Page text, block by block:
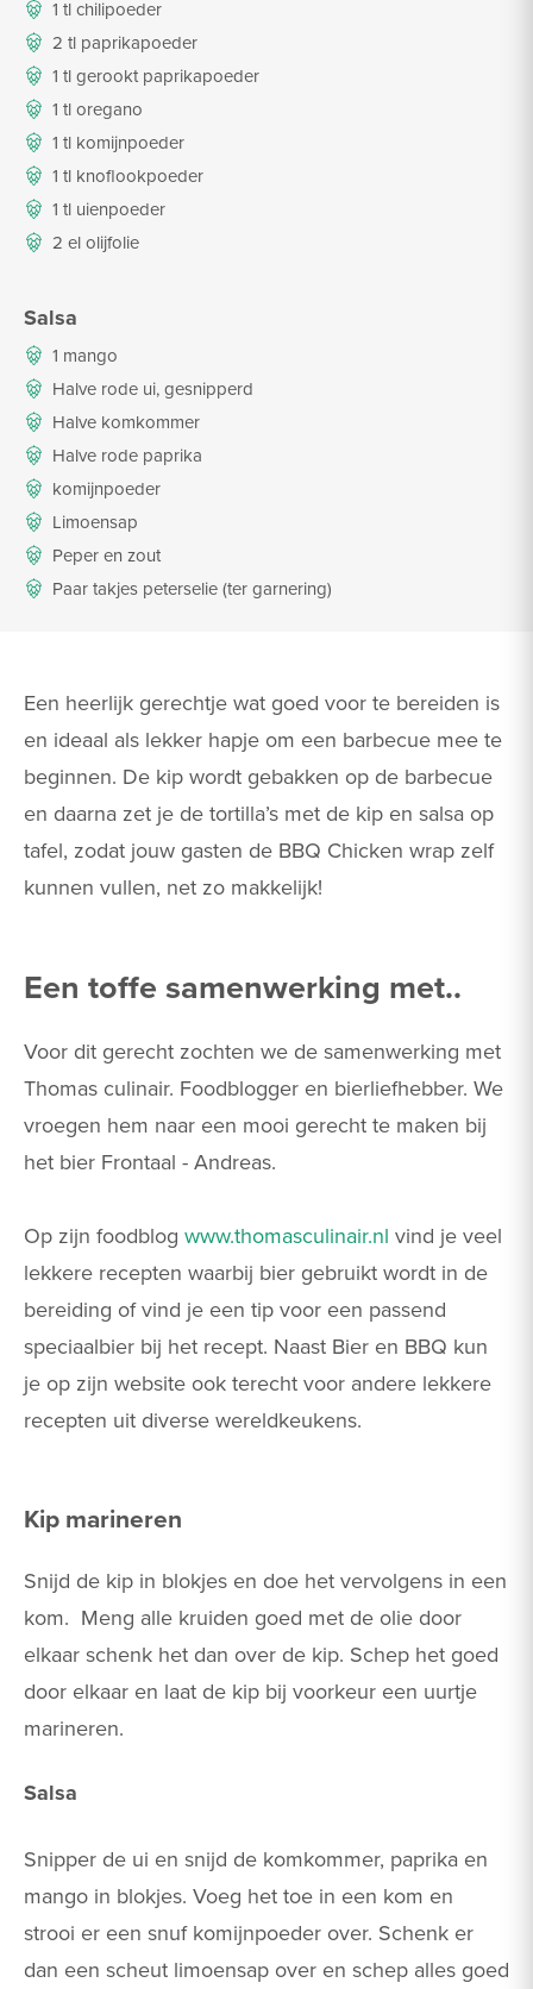
1 tl chilipoeder
2 tl paprikapoeder
1 tl gerookt paprikapoeder
1 tl oregano
1 tl komijnpoeder
1 tl knoflookpoeder
1 tl uienpoeder
2 el olijfolie
Salsa
1 mango
Halve rode ui, gesnipperd
Halve komkommer
Halve rode paprika
komijnpoeder
Limoensap
Peper en zout
Paar takjes peterselie (ter garnering)
Een heerlijk gerechtje wat goed voor te bereiden is
en ideaal als lekker hapje om een barbecue mee te
beginnen. De kip wordt gebakken op de barbecue
en daarna zet je de tortilla’s met de kip en salsa op
tafel, zodat jouw gasten de BBQ Chicken wrap zelf
kunnen vullen, net zo makkelijk!
Een toffe samenwerking met..
Voor dit gerecht zochten we de samenwerking met
Thomas culinair. Foodblogger en bierliefhebber. We
vroegen hem naar een mooi gerecht te maken bij
het bier Frontaal - Andreas.
Op zijn foodblog www.thomasculinair.nl vind je veel
lekkere recepten waarbij bier gebruikt wordt in de
bereiding of vind je een tip voor een passend
speciaalbier bij het recept. Naast Bier en BBQ kun
je op zijn website ook terecht voor andere lekkere
recepten uit diverse wereldkeukens.
Kip marineren
Snijd de kip in blokjes en doe het vervolgens in een
kom. Meng alle kruiden goed met de olie door
elkaar schenk het dan over de kip. Schep het goed
door elkaar en laat de kip bij voorkeur een uurtje
marineren.
Salsa
Snipper de ui en snijd de komkommer, paprika en
mango in blokjes. Voeg het toe in een kom en
strooi er een snuf komijnpoeder over. Schenk er
dan een scheut limoensap over en schep alles goed